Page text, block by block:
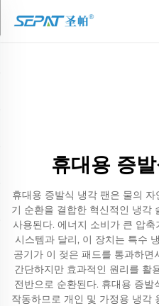
휴대용 증
휴대용 증발식 냉각 팬은 물의
기 순환을 결합한 혁신적인 냉각
사용된다. 에너지 소비가 큰 압
시스템과 달리, 이 장치는 특수
공기가 이 젖은 패드를 통과하
간단하지만 효과적인 원리를 활
전반으로 순환된다. 휴대용 증
작동하므로 개인 및 가정용 냉각